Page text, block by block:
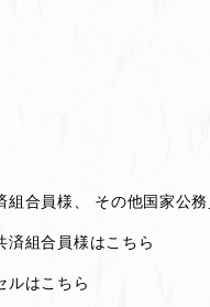
組合員様、 その他国家公
済組合員様はこちら
ルはこちら